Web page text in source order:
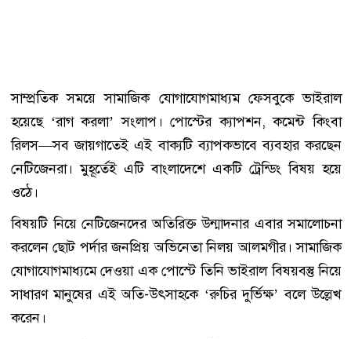
সাম্প্রতিক সময়ে সামাজিক যোগাযোগমাধ্যম ফেসবুকে ভাইরাল
হয়েছে ‘রাগ করলা’ সংলাপ। পোস্টের ক্যাপশন, কমেন্ট কিংবা
রিলস—সব জায়গাতেই এই বাক্যটি ব্যাপকভাবে ব্যবহার করছেন
নেটিজেনরা। মুহূর্তেই এটি বাংলাদেশে একটি ট্রেন্ডিং বিষয় হয়ে
ওঠে।
বিষয়টি নিয়ে নেটিজেনদের অতিরিক্ত উন্মাদনার এবার সমালোচনা
করলেন ছোট পর্দার জনপ্রিয় অভিনেতা নিলয় আলমগীর। সামাজিক
যোগাযোগমাধ্যমে দেওয়া এক পোস্টে তিনি ভাইরাল বিষয়বস্তু নিয়ে
সাধারণ মানুষের এই অতি-উৎসাহকে ‘রুচির দুর্ভিক্ষ’ বলে উল্লেখ
করেন।